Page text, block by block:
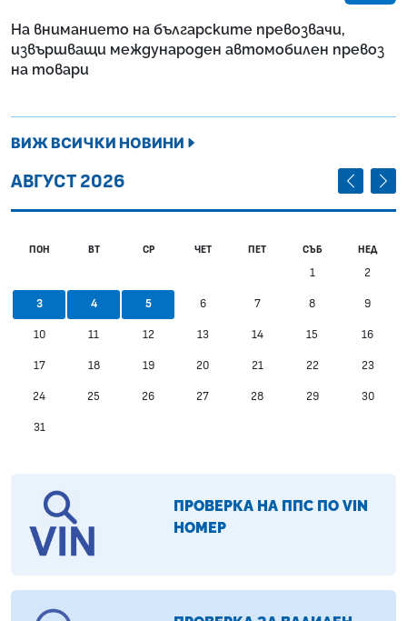
На вниманието на българските превозвачи,
извършващи международен автомобилен превоз
на товари
ВИЖ ВСИЧКИ НОВИНИ
АВГУСТ 2026
ПОН ВТ СР ЧЕТ ПЕТ СЪБ НЕД
1 2
3 4 5 6 7 8 9
10 11 12 13 14 15 16
17 18 19 20 21 22 23
24 25 26 27 28 29 30
31
ПРОВЕРКА НА ППС ПО VIN
НОМЕР